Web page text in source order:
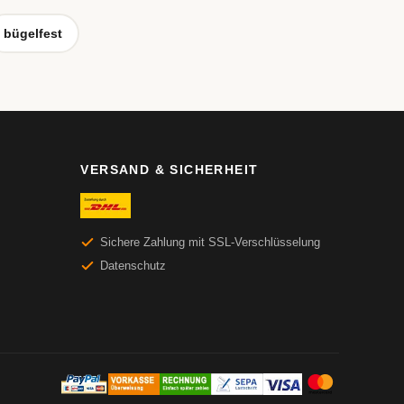
bügelfest
VERSAND & SICHERHEIT
Sichere Zahlung mit SSL-Verschlüsselung
Datenschutz